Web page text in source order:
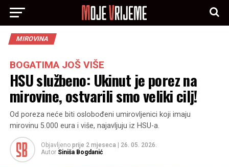
MIROVINA
BOGATIMA JOŠ VIŠE
HSU službeno: Ukinut je porez na
mirovine, ostvarili smo veliki cilj!
Od poreza neće biti oslobođeni umirovljenici koji imaju
mirovinu 5.000 eura i više, najavljuju iz HSU-a.
Objavljeno prije 2 mjeseca
26. 05. 2026.
Autor Siniša Bogdanić